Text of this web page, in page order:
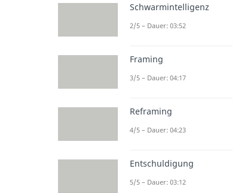
Schwarmintelligenz
2/5 – Dauer: 03:52
Framing
3/5 – Dauer: 04:17
Reframing
4/5 – Dauer: 04:23
Entschuldigung
5/5 – Dauer: 03:12